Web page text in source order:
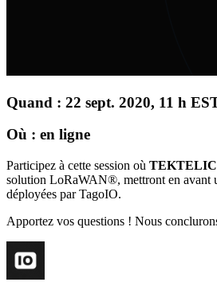
Quand : 22 sept. 2020, 11 h
Où : en ligne
Participez à cette session où TEKTELIC
solution LoRaWAN®, mettront en avant
déployées par TagoIO.
Apportez vos questions ! Nous